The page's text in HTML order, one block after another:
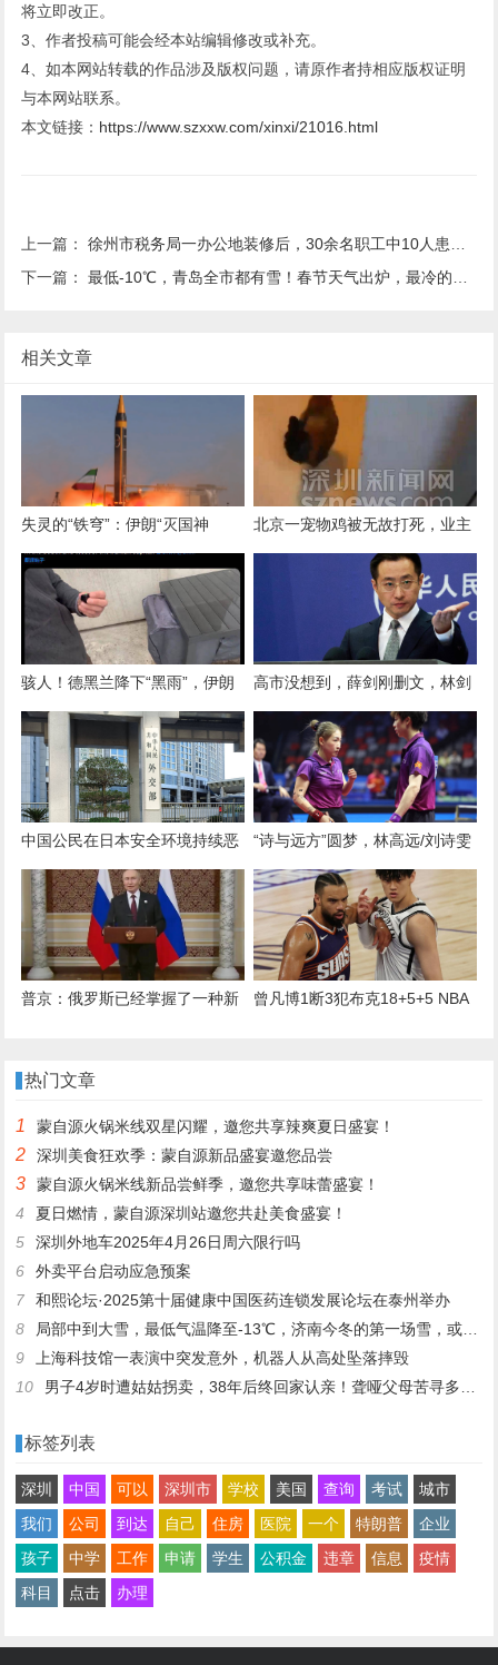
将立即改正。
3、作者投稿可能会经本站编辑修改或补充。
4、如本网站转载的作品涉及版权问题，请原作者持相应版权证明
与本网站联系。
本文链接： https://www.szxxw.com/xinxi/21016.html
上一篇：徐州市税务局一办公地装修后，30余名职工中10人患癌 一职工起诉单位二审被驳回
下一篇：最低-10℃，青岛全市都有雪！春节天气出炉，最冷的时间就在……
相关文章
失灵的“铁穹”：伊朗“灭国神
器”首战封神，带来巨大灾难
北京一宠物鸡被无故打死，业主
连日喇叭公放追凶
骇人！德黑兰降下“黑雨”，伊朗
专家：美以蓄意制造灾难
高市没想到，薛剑刚删文，林剑
又对日本下通牒！如果日本真敢
胡来，那就别怪中国不客气
中国公民在日本安全环境持续恶
化，外交部提醒近期避免前往
“诗与远方”圆梦，林高远/刘诗雯
摘得全运会乒乓球混双金牌
普京：俄罗斯已经掌握了一种新
曾凡博1断3犯布克18+5+5 NBA
热门文章
1 蒙自源火锅米线双星闪耀，邀您共享辣爽夏日盛宴！
2 深圳美食狂欢季：蒙自源新品盛宴邀您品尝
3
蒙自源火锅米线新品尝鲜季，邀您共享味蕾盛宴！
4
夏日燃情，蒙自源深圳站邀您共赴美食盛宴！
5
深圳外地车2025年4月26日周六限行吗
6
外卖平台启动应急预案
7
和熙论坛·2025第十届健康中国医药连锁发展论坛在泰州举办
8
局部中到大雪，最低气温降至-13℃，济南今冬的第一场雪，或跟去年同一时间！
9
上海科技馆一表演中突发意外，机器人从高处坠落摔毁
10
男子4岁时遭姑姑拐卖，38年后终回家认亲！聋哑父母苦寻多年，母亲已抱憾离世丨红星寻人
标签列表
深圳 中国 可以 深圳市 学校 美国 查询 考试
城市
我们
公司 到达 自己 住房 医院 一个 特朗普
企业
孩子
中学 工作 申请 学生 公积金 违章 信息
疫情
科目
点击 办理